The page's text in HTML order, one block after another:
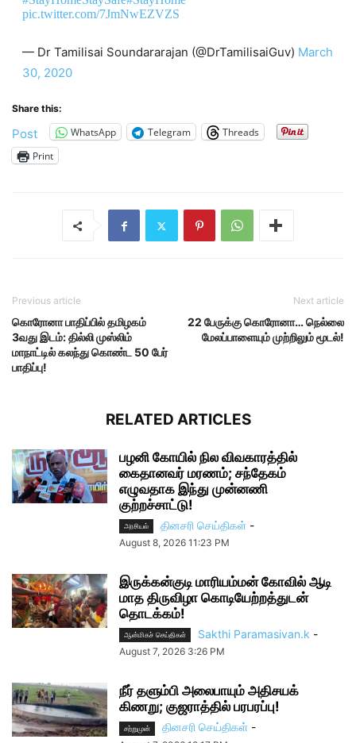
pic.twitter.com/7JmNwEZVZS
— Dr Tamilisai Soundararajan (@DrTamilisaiGuv) March
30, 2020
Share this:
Post WhatsApp Telegram
Threads
Print
Previous article
கொரோனா பாதிப்பில் தமிழகம்
3வது இடம்: தில்லி முஸ்லிம்
மாநாட்டில் கலந்து கொண்ட 50 பேர்
பாதிப்பு!
Next article
22 பேருக்கு கொரோனா… நெல்லை
மேலப்பாளையும் முற்றிலும் மூடல்!
RELATED ARTICLES
பழனி கோயில் நில விவகாரத்தில்
கைதானவர் மரணம்; சந்தேகம்
எழுவதாக இந்து முன்னணி
குற்றச்சாட்டு!
அரசியல் தினசரி செய்திகள் -
August 8, 2026 11:23 PM
இருக்கன்குடி மாரியம்மன் கோவில் ஆடி
மாத திருவிழா கொடியேற்றத்துடன்
தொடக்கம்!
ஆன்மிகச் செய்திகள் Sakthi Paramasivan.k -
August 7, 2026 3:26 PM
நீர் தளும்பி அலைபாயும் அதிசயக்
கிணறு; குஜராத்தில் பரபரப்பு!
சற்றுமுன் தினசரி செய்திகள் -